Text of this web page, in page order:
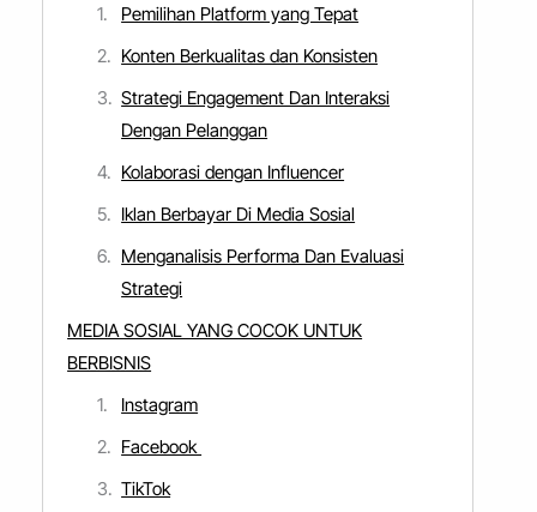
Pemilihan Platform yang Tepat
Konten Berkualitas dan Konsisten
Strategi Engagement Dan Interaksi
Dengan Pelanggan
Kolaborasi dengan Influencer
Iklan Berbayar Di Media Sosial
Menganalisis Performa Dan Evaluasi
Strategi
MEDIA SOSIAL YANG COCOK UNTUK
BERBISNIS
Instagram
Facebook
TikTok